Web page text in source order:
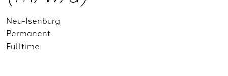
Neu-Isenburg
Permanent
Fulltime